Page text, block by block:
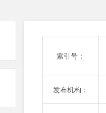
索引号：
发布机构：